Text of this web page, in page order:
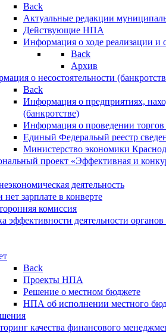
Back
Актуальные редакции
Действующие НПА
Информация о ходе реализации
Back
Архив
о несостоятельности
Back
Информация о предприятиях,
(банкротстве)
Информация о проведении
Единый Федеральый реестр
Министерство экономики
проект «Эффективная и
деятельность
зарплате в конверте
комиссия
эффективности деятельности
Back
Проекты НПА
Решение о местном бюджете
НПА об исполнении местного
качества финансового